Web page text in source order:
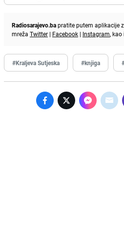
Radiosarajevo.bapratite putem aplikacije
mreža Twitter | Facebook | Instagram,
#Kraljeva Sutjeska #knjiga